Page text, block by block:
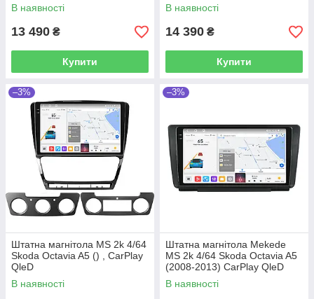
В наявності
13 490 ₴
Купити
В наявності
14 390 ₴
Купити
–3%
Штатна магнітола MS 2k 4/64
Skoda Octavia A5 () , CarPlay
QleD
В наявності
–3%
Штатна магнітола Mekede
MS 2k 4/64 Skoda Octavia A5
(2008-2013) CarPlay QleD
В наявності